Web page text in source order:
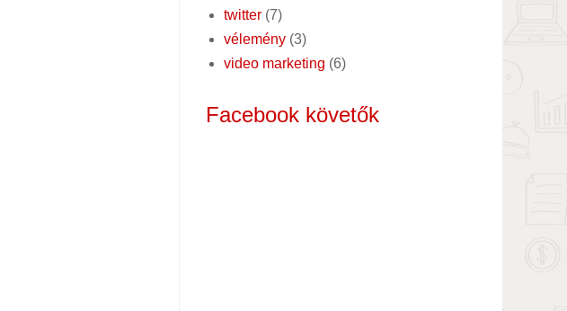
twitter (7)
vélemény (3)
video marketing (6)
Facebook követők